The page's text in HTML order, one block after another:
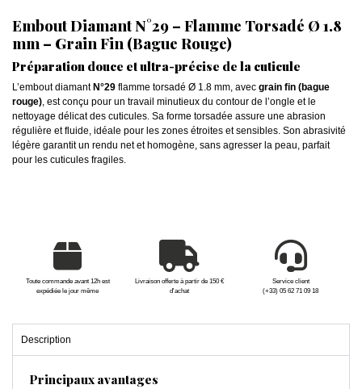
Embout Diamant N°29 – Flamme Torsadé Ø 1.8
mm – Grain Fin (Bague Rouge)
Préparation douce et ultra-précise de la cuticule
L’embout diamant N°29 flamme torsadé Ø 1.8 mm, avec grain fin (bague
rouge), est conçu pour un travail minutieux du contour de l’ongle et le
nettoyage délicat des cuticules. Sa forme torsadée assure une abrasion
régulière et fluide, idéale pour les zones étroites et sensibles. Son abrasivité
légère garantit un rendu net et homogène, sans agresser la peau, parfait
pour les cuticules fragiles.
Toute commande avant 12h est
expédiée le jour même
Livraison offerte à partir de 150 €
d'achat
Service client
(+33) 05 62 71 09 18
Description
Principaux avantages